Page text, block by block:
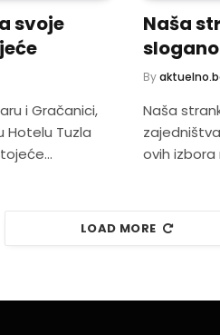
svoje
i Gračanici,
Hotelu Tuzla
Naša
By
Naša
ovih
LOAD MORE